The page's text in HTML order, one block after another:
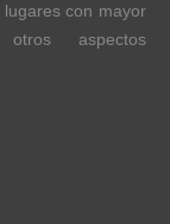
con mayor
aspectos